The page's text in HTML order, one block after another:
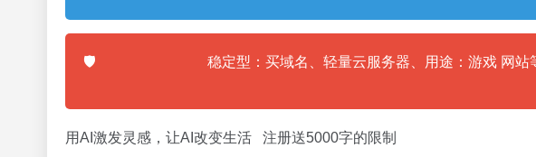
🛡️ 稳定型：买域名、轻量云服务器、用途：游戏 网
用AI激发灵感，让AI改变生活 注册送5000字的限制